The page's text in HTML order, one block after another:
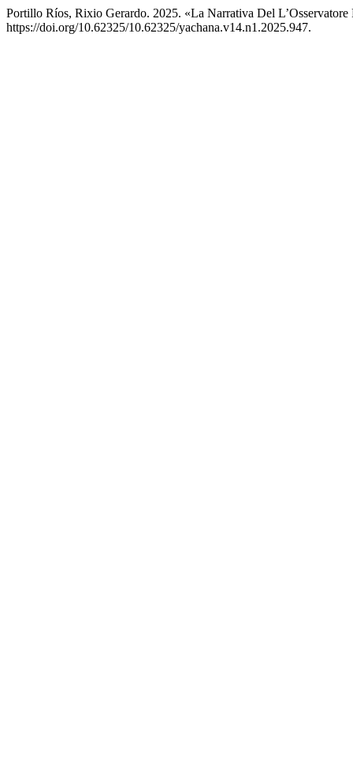
Portillo Ríos, Rixio Gerardo. 2025. «La Narrativa Del
https://doi.org/10.62325/10.62325/yachana.v14.n1.2025.947.